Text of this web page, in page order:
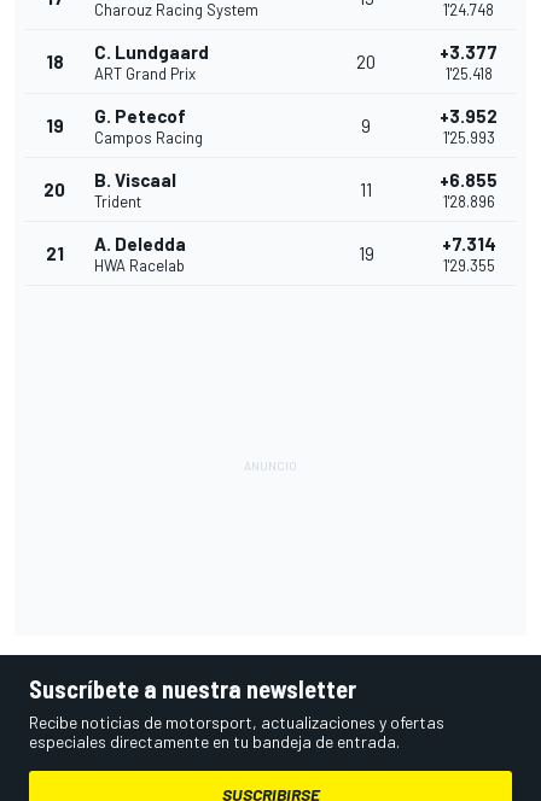
Charouz Racing System 1'24.748
18 C. Lundgaard
ART Grand Prix
20 +3.377
1'25.418
19 G. Petecof
Campos Racing
9 +3.952
1'25.993
20 B. Viscaal
Trident
11 +6.855
1'28.896
21 A. Deledda
HWA Racelab
19 +7.314
1'29.355
Suscríbete a nuestra newsletter
Recibe noticias de motorsport, actualizaciones y ofertas
especiales directamente en tu bandeja de entrada.
SUSCRIBIRSE